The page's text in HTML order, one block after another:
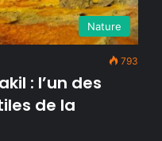
Nature
793
: l’un des
de la